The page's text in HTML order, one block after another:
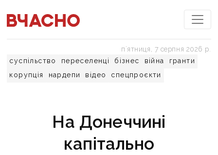
суспільство переселенці бізнес війна
гранти
корупція
нардепи відео спецпроєкти
пʼятниця, 7 серпня 2026 р.
На Донеччині
капітально